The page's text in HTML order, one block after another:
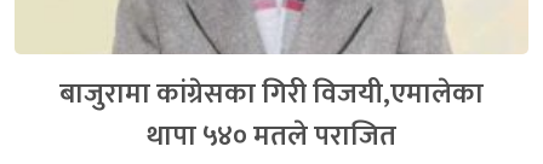
बाजुरामा कांग्रेसका गिरी विजयी,एमालेका
थापा ५४० मतले पराजित